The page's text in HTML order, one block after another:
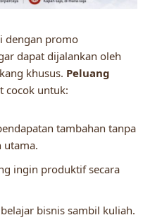
dengan promo
dapat dijalankan oleh
khusus. Peluang
cocok untuk:
tambahan tanpa
utama.
ingin produktif secara
bisnis sambil kuliah.